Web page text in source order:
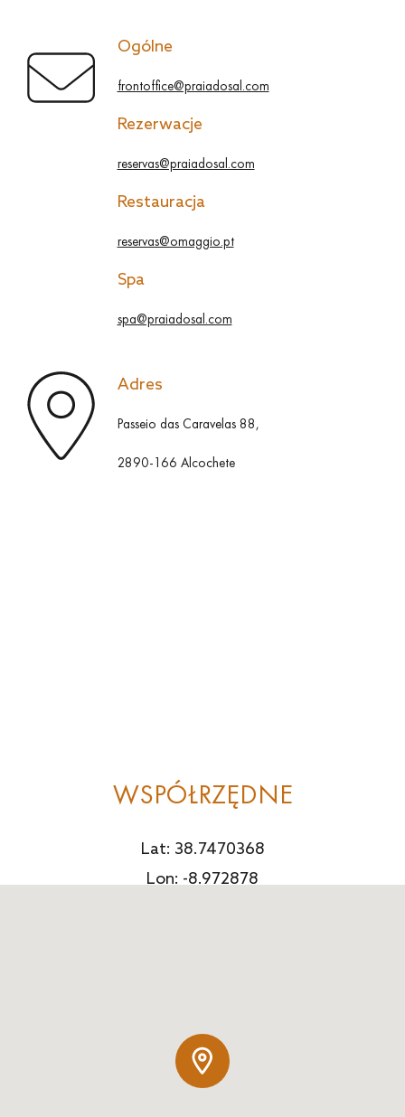
Ogólne
frontoffice@praiadosal.com
Rezerwacje
reservas@praiadosal.com
Restauracja
reservas@omaggio.pt
Spa
spa@praiadosal.com
Adres
Passeio das Caravelas 88,
2890-166 Alcochete
WSPÓŁRZĘDNE
Lat: 38.7470368
Lon: -8.972878